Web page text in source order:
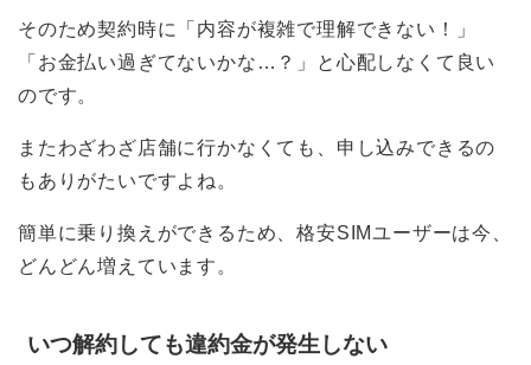
そのため契約時に「内容が複雑で理解できない！」
「お金払い過ぎてないかな…？」と心配しなくて良い
のです。
またわざわざ店舗に行かなくても、申し込みできるの
もありがたいですよね。
簡単に乗り換えができるため、格安SIMユーザーは今、
どんどん増えています。
いつ解約しても違約金が発生しない